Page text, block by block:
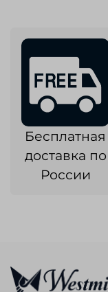
Бесплатная
доставка по
России